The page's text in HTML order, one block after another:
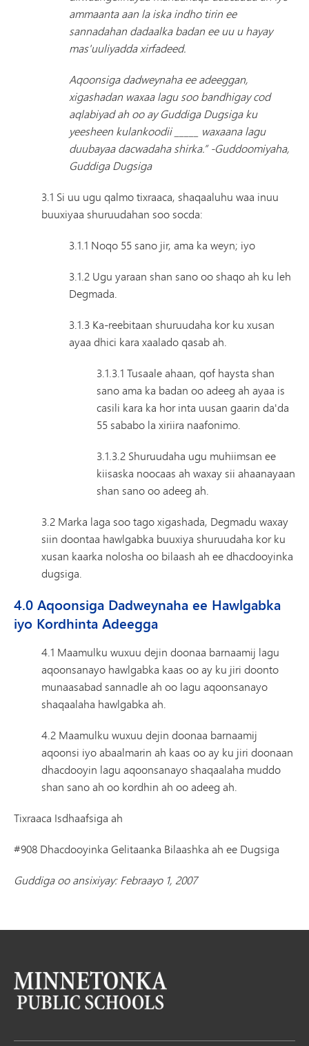
ammaanta aan la iska indho tirin ee
sannadahan dadaalka badan ee uu u hayay
mas'uuliyadda xirfadeed.
Aqoonsiga dadweynaha ee adeeggan,
xigashadan waxaa lagu soo bandhigay cod
aqlabiyad ah oo ay Guddiga Dugsiga ku
yeesheen kulankoodii _____ waxaana lagu
duubayaa dacwadaha shirka.” -Guddoomiyaha,
Guddiga Dugsiga
3.1 Si uu ugu qalmo tixraaca, shaqaaluhu waa inuu
buuxiyaa shuruudahan soo socda:
3.1.1 Noqo 55 sano jir, ama ka weyn; iyo
3.1.2 Ugu yaraan shan sano oo shaqo ah ku leh
Degmada.
3.1.3 Ka-reebitaan shuruudaha kor ku xusan
ayaa dhici kara xaalado qasab ah.
3.1.3.1 Tusaale ahaan, qof haysta shan
sano ama ka badan oo adeeg ah ayaa is
casili kara ka hor inta uusan gaarin da'da
55 sababo la xiriira naafonimo.
3.1.3.2 Shuruudaha ugu muhiimsan ee
kiisaska noocaas ah waxay sii ahaanayaan
shan sano oo adeeg ah.
3.2 Marka laga soo tago xigashada, Degmadu waxay
siin doontaa hawlgabka buuxiya shuruudaha kor ku
xusan kaarka nolosha oo bilaash ah ee dhacdooyinka
dugsiga.
4.0 Aqoonsiga Dadweynaha ee Hawlgabka
iyo Kordhinta Adeegga
4.1 Maamulku wuxuu dejin doonaa barnaamij lagu
aqoonsanayo hawlgabka kaas oo ay ku jiri doonto
munaasabad sannadle ah oo lagu aqoonsanayo
shaqaalaha hawlgabka ah.
4.2 Maamulku wuxuu dejin doonaa barnaamij
aqoonsi iyo abaalmarin ah kaas oo ay ku jiri doonaan
dhacdooyin lagu aqoonsanayo shaqaalaha muddo
shan sano ah oo kordhin ah oo adeeg ah.
Tixraaca Isdhaafsiga ah
#908 Dhacdooyinka Gelitaanka Bilaashka ah ee Dugsiga
Guddiga oo ansixiyay: Febraayo 1, 2007